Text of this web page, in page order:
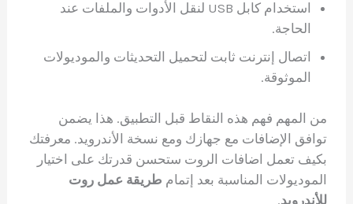
استخدام كابل USB لنقل الأدوات والملفات عند
الحاجة.
اتصال إنترنت ثابت لتحميل التحديثات والموديولات
الموثوقة.
من المهم فهم هذه النقاط قبل التطبيق. هذا يضمن
توافق الإضافات مع جهازك ومع نسخة الأندرويد. معرفتك
بكيف تعمل اضافات الروت ستحسن قدرتك على اختيار
الموديولات المناسبة بعد إتمام طريقة عمل روت
للأندرويد.